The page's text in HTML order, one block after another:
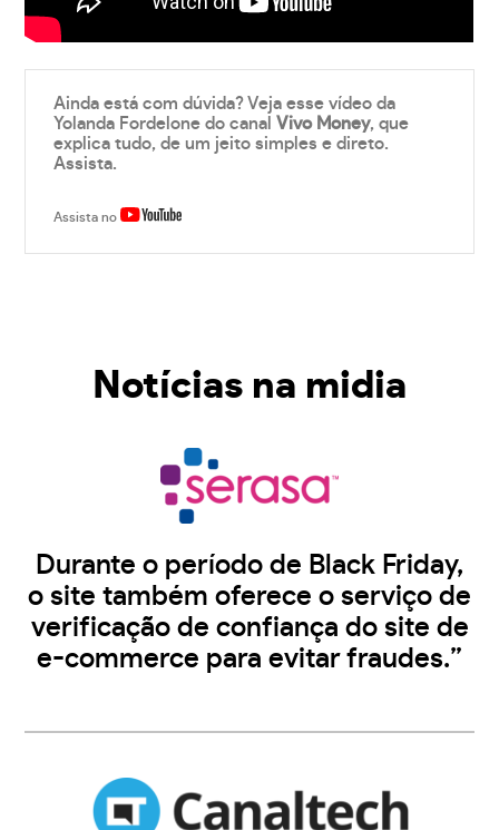
Ainda está com dúvida? Veja esse vídeo da
Yolanda Fordelone do canalVivo Money, que
explica tudo, de um jeito simples e direto.
Assista.
Assista no
Notícias na midia
Durante o período de Black Friday,
o site também oferece o serviço de
verificação de confiança do site de
e-commerce para evitar fraudes.”